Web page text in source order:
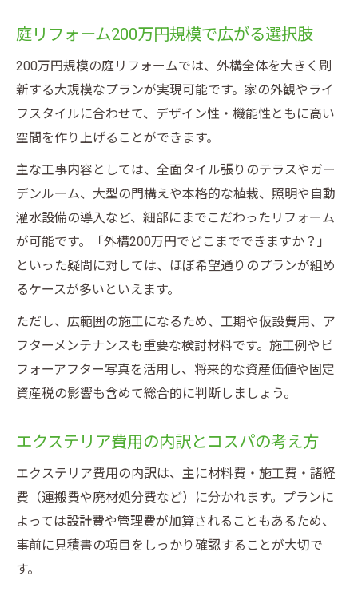
庭リフォーム200万円規模で広がる選択肢
200万円規模の庭リフォームでは、外構全体を大きく刷
新する大規模なプランが実現可能です。家の外観やライ
フスタイルに合わせて、デザイン性・機能性ともに高い
空間を作り上げることができます。
主な工事内容としては、全面タイル張りのテラスやガー
デンルーム、大型の門構えや本格的な植栽、照明や自動
灌水設備の導入など、細部にまでこだわったリフォーム
が可能です。「外構200万円でどこまでできますか？」
といった疑問に対しては、ほぼ希望通りのプランが組め
るケースが多いといえます。
ただし、広範囲の施工になるため、工期や仮設費用、ア
フターメンテナンスも重要な検討材料です。施工例やビ
フォーアフター写真を活用し、将来的な資産価値や固定
資産税の影響も含めて総合的に判断しましょう。
エクステリア費用の内訳とコスパの考え方
エクステリア費用の内訳は、主に材料費・施工費・諸経
費（運搬費や廃材処分費など）に分かれます。プランに
よっては設計費や管理費が加算されることもあるため、
事前に見積書の項目をしっかり確認することが大切で
す。